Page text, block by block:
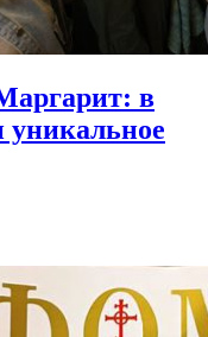
в
уникальное